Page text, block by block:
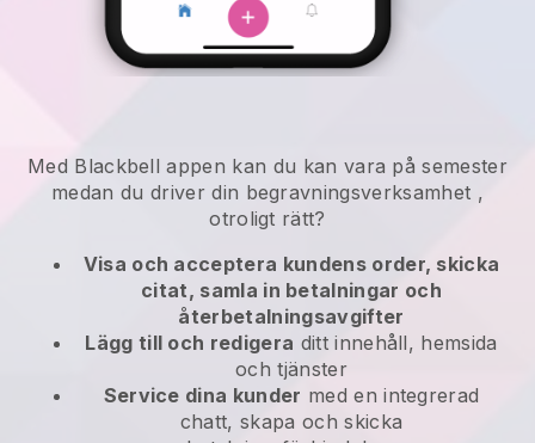
Med Blackbell appen kan du kan vara på semester
medan du driver din begravningsverksamhet ,
otroligt rätt?
Visa och acceptera kundens order, skicka
citat, samla in betalningar och
återbetalningsavgifter
Lägg till och redigera ditt innehåll, hemsida
och tjänster
Service dina kunder med en integrerad
chatt, skapa och skicka